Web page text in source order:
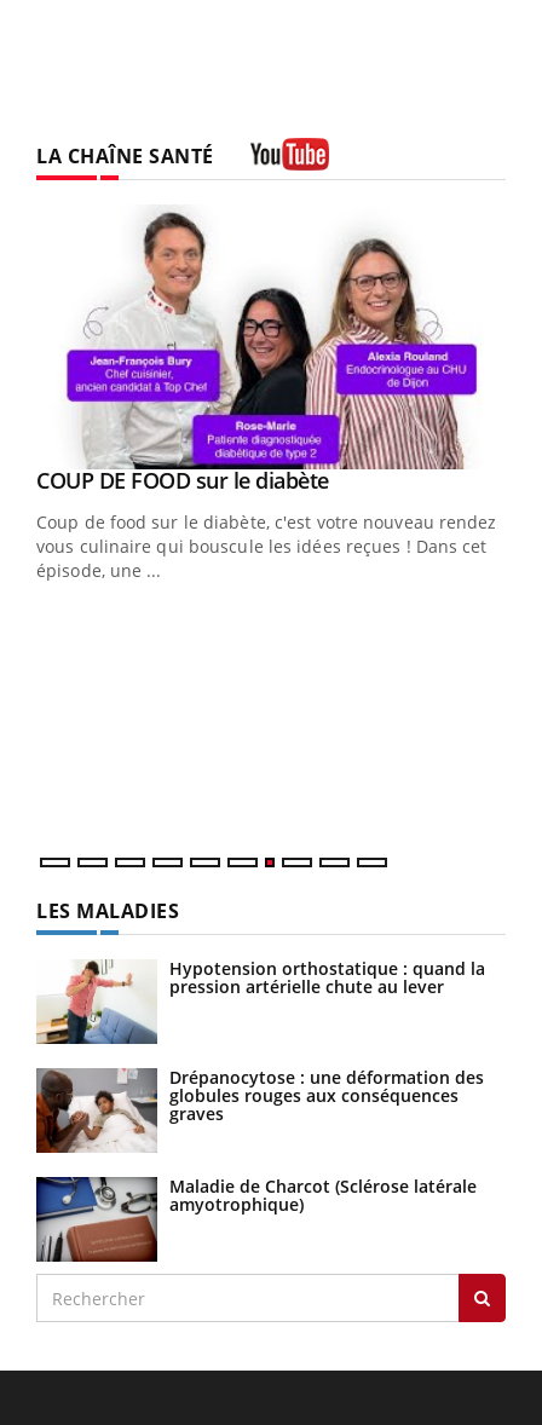
LA CHAÎNE SANTÉ
Youtube
COUP DE FOOD sur le diabèteYoutube
Coup de food sur le diabète, c'est votre nouveau rendez-
vous culinaire qui bouscule les idées reçues ! Dans cet
épisode, une ...
LES MALADIES
Hypotension orthostatique : quand la
pression artérielle chute au lever
Drépanocytose : une déformation des
globules rouges aux conséquences
graves
Maladie de Charcot (Sclérose latérale
amyotrophique)